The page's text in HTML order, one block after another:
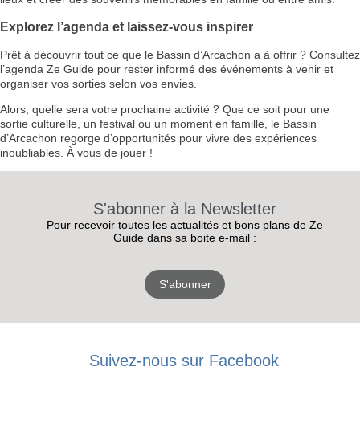
RECEVEZ
BONS PLANS
Explorez l’agenda et laissez-vous inspirer
Prêt à découvrir tout ce que le Bassin d’Arcachon a à offrir ? Consultez
l’agenda Ze Guide pour rester informé des événements à venir et
organiser vos sorties selon vos envies.
Alors, quelle sera votre prochaine activité ? Que ce soit pour une
sortie culturelle, un festival ou un moment en famille, le Bassin
d’Arcachon regorge d’opportunités pour vivre des expériences
inoubliables. À vous de jouer !
S'abonner à la Newsletter
Pour recevoir toutes les actualités et bons plans de Ze
Guide dans sa boite e-mail :
S'abonner
Suivez-nous sur Facebook